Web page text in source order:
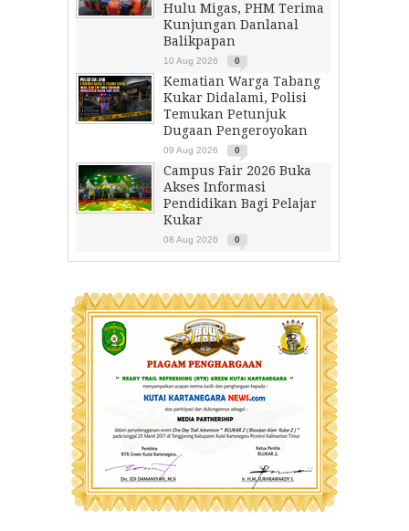
Hulu Migas, PHM Terima
Kunjungan Danlanal
Balikpapan
10 Aug 2026 0
Kematian Warga Tabang
Kukar Didalami, Polisi
Temukan Petunjuk
Dugaan Pengeroyokan
09 Aug 2026 0
Campus Fair 2026 Buka
Akses Informasi
Pendidikan Bagi Pelajar
Kukar
08 Aug 2026 0